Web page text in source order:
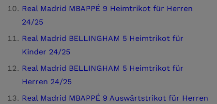
Real Madrid MBAPPÉ 9 Heimtrikot für Herren
24/25
Real Madrid BELLINGHAM 5 Heimtrikot für
Kinder 24/25
Real Madrid BELLINGHAM 5 Heimtrikot für
Herren 24/25
Real Madrid MBAPPÉ 9 Auswärtstrikot für Herren